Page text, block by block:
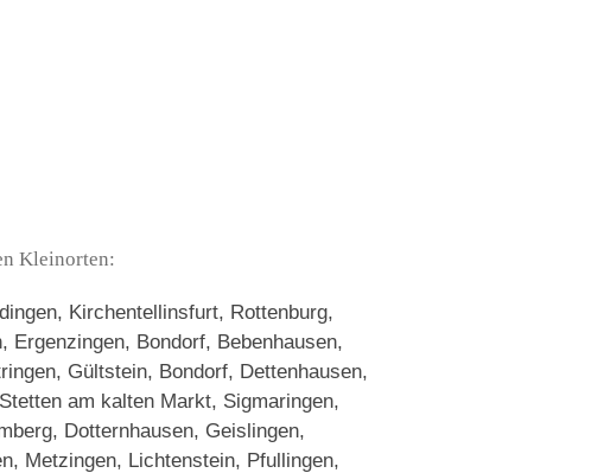
Kleinorten:
Kirchentellinsfurt, Rottenburg,
Ergenzingen, Bondorf, Bebenhausen,
Gültstein, Bondorf, Dettenhausen,
am kalten Markt, Sigmaringen,
Dotternhausen, Geislingen,
Metzingen, Lichtenstein, Pfullingen,